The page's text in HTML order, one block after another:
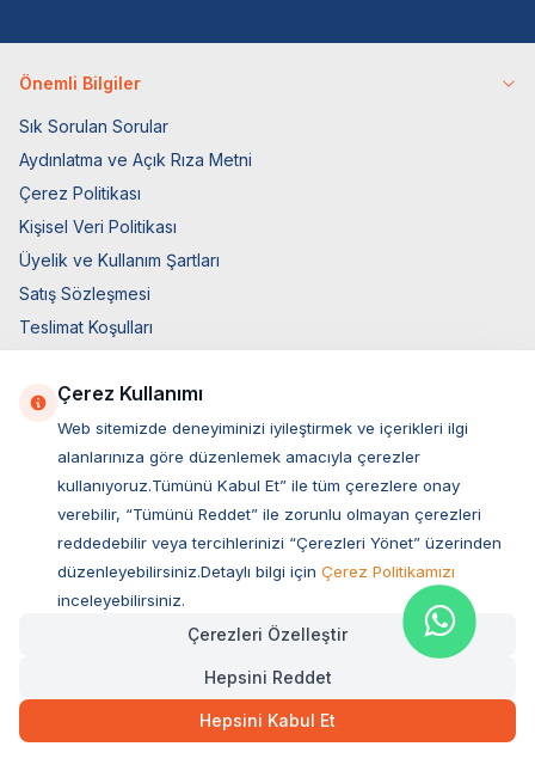
Önemli Bilgiler
Sık Sorulan Sorular
Aydınlatma ve Açık Rıza Metni
Çerez Politikası
Kişisel Veri Politikası
Üyelik ve Kullanım Şartları
Satış Sözleşmesi
Teslimat Koşulları
Elektronik İleti Aydınlatma Metni
Üye Giriş
Yeni Üyelik
Orijinal Ürün Garantisi
Çerez Kullanımı
Web sitemizde deneyiminizi iyileştirmek ve içerikleri ilgi
alanlarınıza göre düzenlemek amacıyla çerezler
kullanıyoruz.Tümünü Kabul Et” ile tüm çerezlere onay
verebilir, “Tümünü Reddet” ile zorunlu olmayan çerezleri
reddedebilir veya tercihlerinizi “Çerezleri Yönet” üzerinden
düzenleyebilirsiniz.Detaylı bilgi için Çerez Politikamızı
inceleyebilirsiniz.
Çerezleri Özelleştir
Hepsini Reddet
Hepsini Kabul Et